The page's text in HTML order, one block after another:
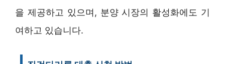
을 제공하고 있으며, 분양 시장의 활성화에도 기
여하고 있습니다.